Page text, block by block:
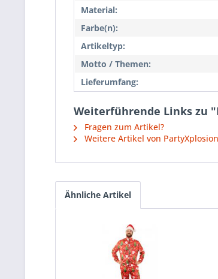
Material:
Farbe(n):
Artikeltyp:
Motto / Themen:
Lieferumfang:
Weiterführende Links zu
Fragen zum Artikel?
Weitere Artikel von PartyXplosion
Ähnliche Artikel